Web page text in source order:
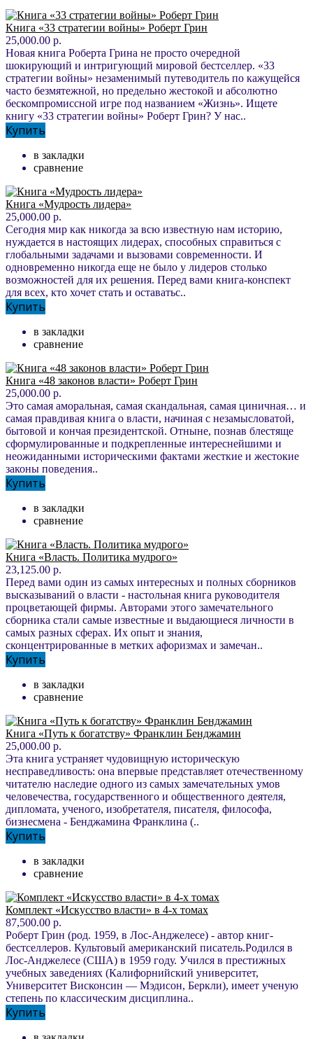
Книга «33 стратегии войны» Роберт Грин
25,000.00 р.
Новая книга Роберта Грина не просто очередной
шокирующий и интригующий мировой бестселлер. «33
стратегии войны» незаменимый путеводитель по кажущейся
часто безмятежной, но предельно жестокой и абсолютно
бескомпромиссной игре под названием «Жизнь». Ищете
книгу «33 стратегии войны» Роберт Грин? У нас..
Купить
в закладки
сравнение
Книга «Мудрость лидера»
25,000.00 р.
Сегодня мир как никогда за всю известную нам историю,
нуждается в настоящих лидерах, способных справиться с
глобальными задачами и вызовами современности. И
одновременно никогда еще не было у лидеров столько
возможностей для их решения. Перед вами книга-конспект
для всех, кто хочет стать и оставатьс..
Купить
в закладки
сравнение
Книга «48 законов власти» Роберт Грин
25,000.00 р.
Это самая аморальная, самая скандальная, самая циничная… и
самая правдивая книга о власти, начиная с незамысловатой,
бытовой и кончая президентской. Отныне, познав блестяще
сформулированные и подкрепленные интереснейшими и
неожиданными историческими фактами жесткие и жестокие
законы поведения..
Купить
в закладки
сравнение
Книга «Власть. Политика мудрого»
23,125.00 р.
Перед вами один из самых интересных и полных сборников
высказываний о власти - настольная книга руководителя
процветающей фирмы. Авторами этого замечательного
сборника стали самые известные и выдающиеся личности в
самых разных сферах. Их опыт и знания,
сконцентрированные в метких афоризмах и замечан..
Купить
в закладки
сравнение
Книга «Путь к богатству» Франклин Бенджамин
25,000.00 р.
Эта книга устраняет чудовищную историческую
несправедливость: она впервые представляет отечественному
читателю наследие одного из самых замечательных умов
человечества, государственного и общественного деятеля,
дипломата, ученого, изобретателя, писателя, философа,
бизнесмена - Бенджамина Франклина (..
Купить
в закладки
сравнение
Комплект «Искусство власти» в 4-х томах
87,500.00 р.
Роберт Грин (род. 1959, в Лос-Анджелесе) - автор книг-
бестселлеров. Культовый американский писатель.Родился в
Лос-Анджелесе (США) в 1959 году. Учился в престижных
учебных заведениях (Калифорнийский университет,
Университет Висконсин — Мэдисон, Беркли), имеет ученую
степень по классическим дисциплина..
Купить